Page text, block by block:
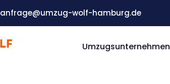
anfrage@umzug-wolf-hamburg.de
Umzugsunternehmen